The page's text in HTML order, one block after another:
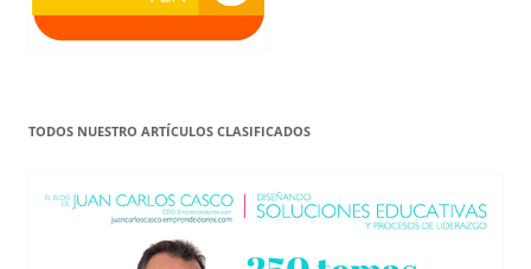
TODOS NUESTRO ARTÍCULOS CLASIFICADOS